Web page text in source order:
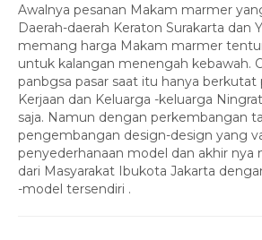
Awalnya pesanan Makam marmer
Daerah-daerah Keraton Surakarta dan
memang harga Makam marmer
untuk kalangan menengah kebawah.
panbgsa pasar saat itu hanya berkutat
Kerjaan dan Keluarga -keluarga
saja. Namun dengan perkembangan
pengembangan design-design yang
penyederhanaan model dan akhir nya
dari Masyarakat Ibukota Jakarta
-model tersendiri .